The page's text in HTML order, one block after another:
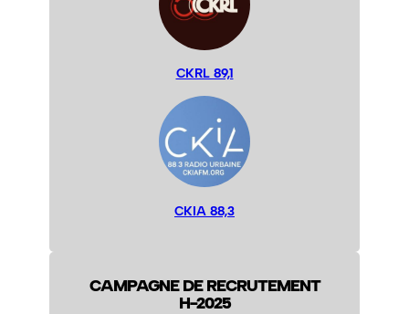
CKRL 89,1
CKIA 88,3
CAMPAGNE DE RECRUTEMENT
H-2025